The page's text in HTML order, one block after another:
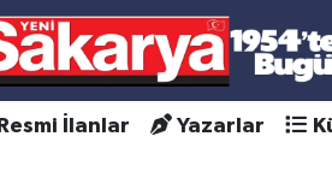
Resmi İlanlar Yazarlar